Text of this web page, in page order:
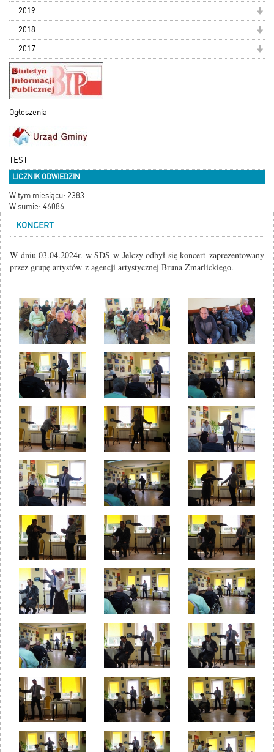
2019
2018
2017
Ogłoszenia
TEST
LICZNIK ODWIEDZIN
W tym miesiącu: 2383
W sumie: 46086
KONCERT
W dniu 03.04.2024r. w ŚDS w Jelczy odbył się koncert zaprezentowany
przez grupę artystów z agencji artystycznej Bruna Zmarlickiego.